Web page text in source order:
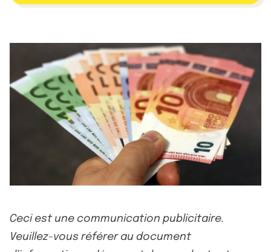
Ceci est une communication publicitaire.
Veuillez-vous référer au document